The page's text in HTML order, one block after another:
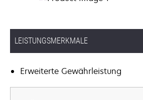
LEISTUNGSMERKMALE
Erweiterte Gewährleistung